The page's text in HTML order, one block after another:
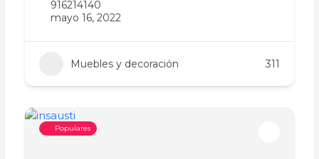
916214140
mayo 16, 2022
Muebles y decoración 311
Populares